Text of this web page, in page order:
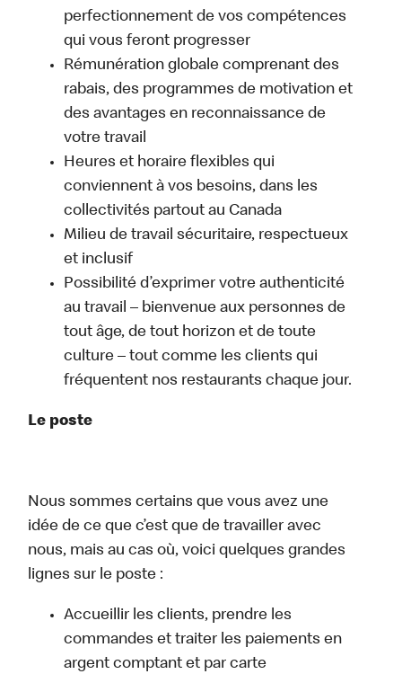
perfectionnement de vos compétences
qui vous feront progresser
Rémunération globale comprenant des
rabais, des programmes de motivation et
des avantages en reconnaissance de
votre travail
Heures et horaire flexibles qui
conviennent à vos besoins, dans les
collectivités partout au Canada
Milieu de travail sécuritaire, respectueux
et inclusif
Possibilité d’exprimer votre authenticité
au travail – bienvenue aux personnes de
tout âge, de tout horizon et de toute
culture – tout comme les clients qui
fréquentent nos restaurants chaque jour.
Le poste
Nous sommes certains que vous avez une
idée de ce que c’est que de travailler avec
nous, mais au cas où, voici quelques grandes
lignes sur le poste :
Accueillir les clients, prendre les
commandes et traiter les paiements en
argent comptant et par carte